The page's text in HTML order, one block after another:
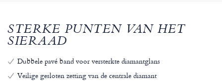
STERKE PUNTEN VAN HET
SIERAAD
Dubbele pavé band voor versterkte diamantglans
Veilige gesloten zetting van de centrale diamant